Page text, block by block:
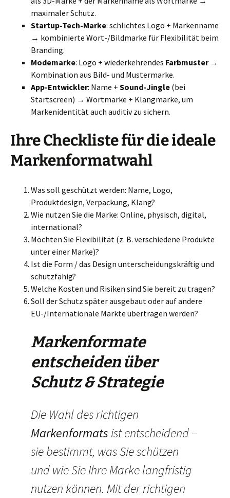
maximaler Schutz.
Startup-Tech-Marke: schlichtes Logo + Markenname
→ kombinierte Wort-/Bildmarke für Flexibilität beim
Branding.
Modemarke: Logo + wiederkehrendes Farbmuster→
Kombination aus Bild- und Mustermarke.
App-Entwickler: Name + Sound-Jingle (bei
Startscreen) → Wortmarke + Klangmarke, um
Markenidentität auch auditiv zu sichern.
Ihre Checkliste für die ideale
Markenformatwahl
Was soll geschützt werden: Name, Logo,
Produktdesign, Verpackung, Klang?
Wie nutzen Sie die Marke: Online, physisch, digital,
international?
Möchten Sie Flexibilität (z. B. verschiedene Produkte
unter einer Marke)?
Ist die Form / das Design unterscheidungskräftig und
schutzfähig?
Welche Kosten und Risiken sind Sie bereit zu tragen?
Soll der Schutz später ausgebaut oder auf andere
EU-/Internationale Märkte übertragen werden?
Markenformate
entscheiden über
Schutz & Strategie
Die Wahl des richtigen
Markenformats ist entscheidend –
sie bestimmt, was Sie schützen
und wie Sie Ihre Marke langfristig
nutzen können. Mit der richtigen